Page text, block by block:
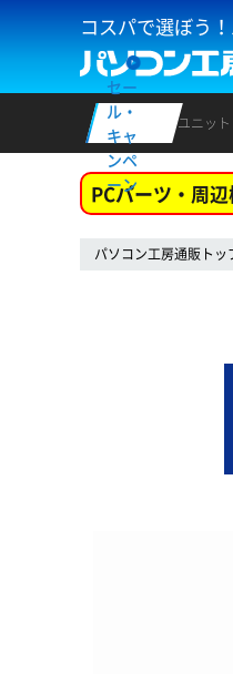
コスパで選ぼう
セー
ル・
キャ
ンペ
ーン
ユニッ
PCパーツ・周
パソコン工房通販トッ